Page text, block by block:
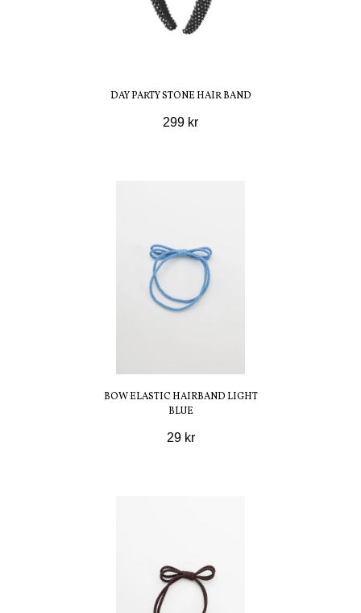
DAY PARTY STONE HAIR BAND
299 kr
BOW ELASTIC HAIRBAND LIGHT
BLUE
29 kr